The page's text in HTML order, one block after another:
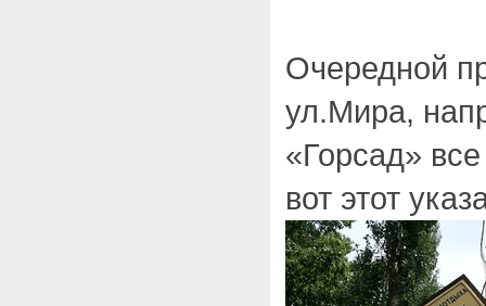
Очередной
ул.Мира,
«Горсад»
вот этот